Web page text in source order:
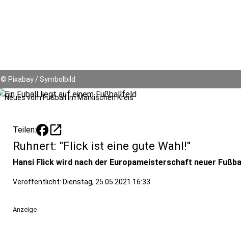
© Pixabay / Symbolbild
Neues vom Fußball im Märkischen Kreis
Teilen: open_in_new
Ruhnert: "Flick ist eine gute Wahl!"
Hansi Flick wird nach der Europameisterschaft neuer
Veröffentlicht: Dienstag, 25.05.2021 16:33
Anzeige